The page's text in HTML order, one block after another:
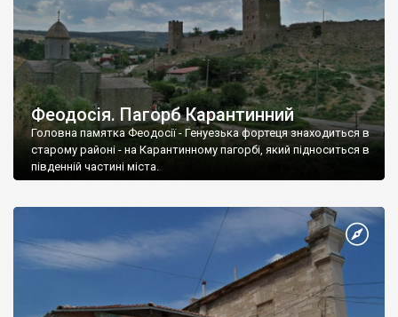
Феодосія. Пагорб Карантинний
Головна памятка Феодосії - Генуезька фортеця знаходиться в
старому районі - на Карантинному пагорбі, який підноситься в
південній частині міста.